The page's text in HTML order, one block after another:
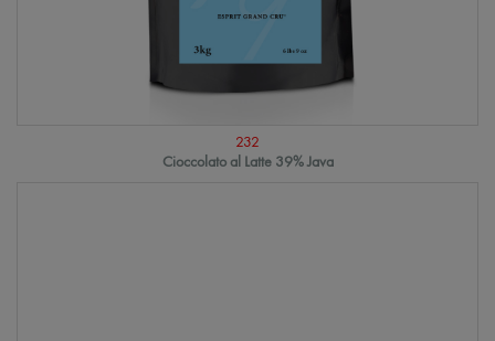
232
Cioccolato al Latte 39% Java